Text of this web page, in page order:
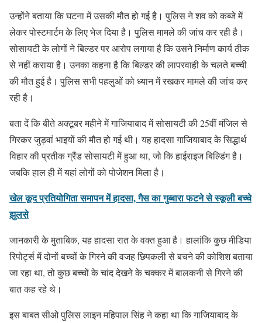
उन्होंने बताया कि घटना में उसकी मौत हो गई है। पुलिस ने शव को कब्जे में
लेकर पोस्टमार्टम के लिए भेज दिया है। पुलिस मामले की जांच कर रही है।
सोसायटी के लोगों ने बिल्डर पर आरोप लगाया है कि उसने निर्माण कार्य ठीक
से नहीं कराया है। उनका कहना है कि बिल्डर की लापरवाही के चलते बच्ची
की मौत हुई है। पुलिस सभी पहलुओं को ध्यान में रखकर मामले की जांच कर
रही है।
बता दें कि बीते अक्टूबर महीने में गाजियाबाद में सोसायटी की 25वीं मंजिल से
गिरकर जुड़वां भाइयों की मौत हो गई थी। यह हादसा गाजियाबाद के सिद्धार्थ
विहार की प्रतीक ग्रैंड सोसायटी में हुआ था, जो कि हाईराइज बिल्डिंग है।
जबकि हाल ही में यहां लोगों को पोजेशन मिला है।
खेल कूद प्रतियोगिता समापन में हादसा, गैस का गुब्बारा फटने से स्कूली बच्चे
झुलसे
जानकारी के मुताबिक, यह हादसा रात के वक्‍त हुआ है। हालांकि कुछ मीडिया
रिपोर्ट्स में दोनों बच्‍चों के गिरने की वजह छिपकली से बचने की कोशिश बताया
जा रहा था, तो कुछ बच्‍चों के चांद देखने के चक्‍कर में बालकनी से गिरने की
बात कह रहे थे।
इस बाबत सीओ पुलिस लाइन महिपाल सिंह ने कहा था कि गाजियाबाद के